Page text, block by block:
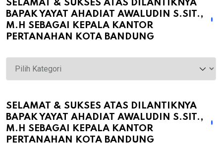
SELAMAT & SUKSES ATAS DILANTIKNYA
BAPAK YAYAT AHADIAT AWALUDIN S.SIT.,
M.H SEBAGAI KEPALA KANTOR
PERTANAHAN KOTA BANDUNG
atas
Dilantiknya
Bapak
SELAMAT & SUKSES ATAS DILANTIKNYA
BAPAK YAYAT AHADIAT AWALUDIN S.SIT.,
M.H SEBAGAI KEPALA KANTOR
PERTANAHAN KOTA BANDUNG